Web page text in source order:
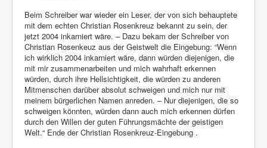
Beim Schreiber war wieder ein Leser, der von sich behauptete
mit dem echten Christian Rosenkreuz bekannt zu sein, der
jetzt 2004 inkarniert wäre. – Dazu bekam der Schreiber von
Christian Rosenkeuz aus der Geistwelt die Eingebung: “Wenn
ich wirklich 2004 inkarniert wäre, dann würden diejenigen, die
mit mir zusammenarbeiten und mich wahrhaft erkennen
würden, durch ihre Hellsichtigkeit, die würden zu anderen
Mitmenschen darüber absolut schweigen und mich nur mit
meinem bürgerlichen Namen anreden. – Nur diejenigen, die so
schweigen könnten, würden dann auch mich erkennen dürfen
durch den Willen der guten Führungsmächte der geistigen
Welt.“ Ende der Christian Rosenkreuz-Eingebung .